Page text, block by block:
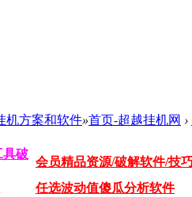
机方案和软件»首页-超越挂机网 ›
具破
会员精品资源/破解软件/技
任选波动值傻瓜分析软件